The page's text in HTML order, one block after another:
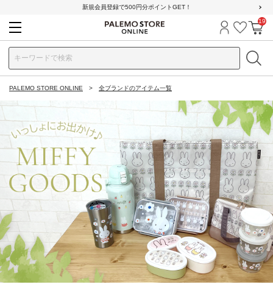
新規会員登録で500円分ポイントGET！
ログイン
お気に
カ
19
PALEMO STORE ONLINE 全ブランドのアイテム一覧